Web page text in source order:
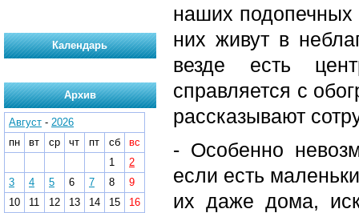
наших подопечных
них живут в
везде есть
справляется с
рассказывают
- Особенно
если есть
их даже дома,
Календарь
Архив
Август - 2026
пн
вт ср чт пт сб
вс
1
2
3
4 5 6 7 8
9
10
11 12 13 14 15
16